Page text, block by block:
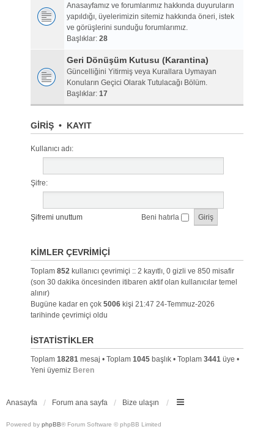
Anasayfamız ve forumlarımız hakkında duyuruların
yapıldığı, üyelerimizin sitemiz hakkında öneri, istek
ve görüşlerini sunduğu forumlarımız.
Başlıklar: 28
Geri Dönüşüm Kutusu (Karantina)
Güncelliğini Yitirmiş veya Kurallara Uymayan
Konuların Geçici Olarak Tutulacağı Bölüm.
Başlıklar: 17
GIRIŞ• KAYIT
Kullanıcı adı:
Şifre:
Şifremi unuttum Beni hatırla
KIMLER ÇEVRIMIÇI
Toplam 852kullanıcı çevrimiçi :: 2 kayıtlı, 0 gizli ve 850 misafir
(son 30 dakika öncesinden itibaren aktif olan kullanıcılar temel
alınır)
Bugüne kadar en çok 5006kişi 21:47 24-Temmuz-2026
tarihinde çevrimiçi oldu
İSTATISTIKLER
Toplam 18281mesaj • Toplam 1045başlık • Toplam 3441üye •
Yeni üyemiz Beren
Anasayfa Forum ana sayfa Bize ulaşın
Powered by phpBB® Forum Software © phpBB Limited